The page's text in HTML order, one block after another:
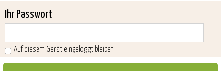
Ihr Passwort
Auf diesem Gerät eingeloggt bleiben